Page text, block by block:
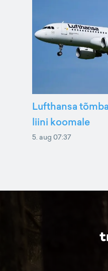
Lufthansa
liini koomale
5. aug 07:37